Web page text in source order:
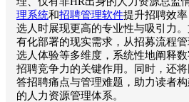
理系统和招聘管理软件提升招聘效
选人时展现更高的专业性与吸引力
有化部署的现实需求，从招募流程
选人体验等多维度，系统性地阐释
招聘竞争力的关键作用。同时，还
答招聘痛点与管理难题，助力读者
的人力资源管理体系。